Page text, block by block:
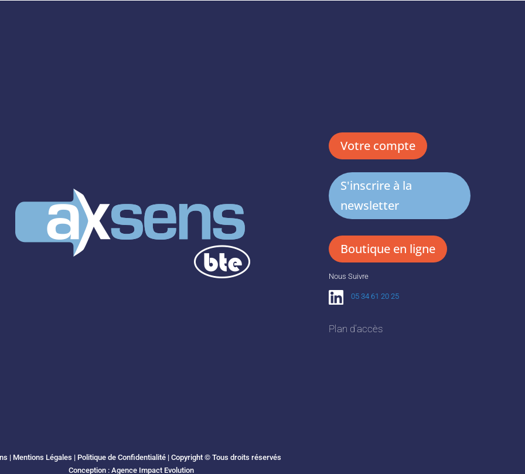
Votre compte
S'inscrire à la
newsletter
Boutique en ligne
Nous Suivre
05 34 61 20 25
Plan d’accès
| Mentions Légales | Politique de Confidentialité| Copyright © Tous droits réservés
Conception : Agence Impact Evolution